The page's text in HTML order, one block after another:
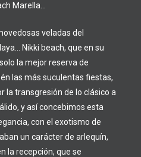
Marella…
veladas del
Nikki beach, que en su
la mejor reserva de
las más suculentas fiestas,
la transgresión de lo clásico a
y así concebimos esta
con el exotismo de
un carácter de arlequín,
la recepción, que se